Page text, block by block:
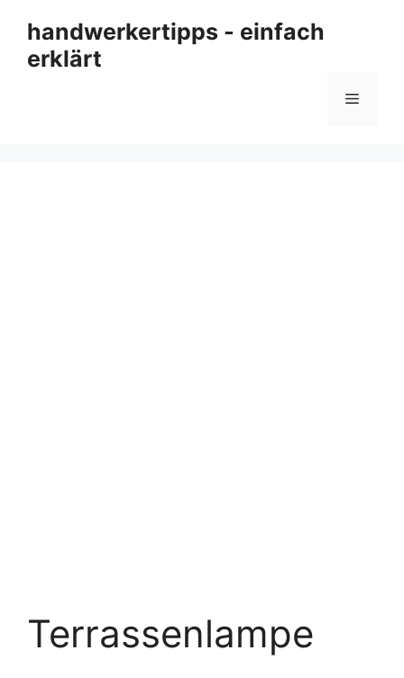
Inhalt
springen
handwerkertipps - einfach
erklärt
Menü
Terrassenlampe